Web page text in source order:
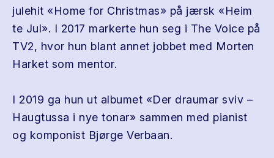
julehit «Home for Christmas» på jærsk «Heim
te Jul». I 2017 markerte hun seg i The Voice på
TV2, hvor hun blant annet jobbet med Morten
Harket som mentor.
I 2019 ga hun ut albumet «Der draumar sviv –
Haugtussa i nye tonar» sammen med pianist
og komponist Bjørge Verbaan.